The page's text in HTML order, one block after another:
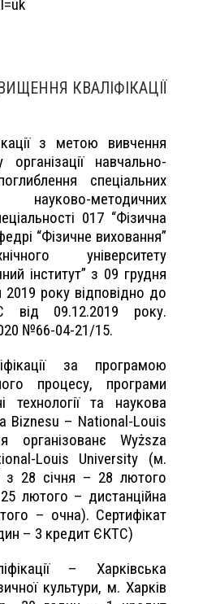
КВАЛІФІКАЦІЇ
з метою вивчення
організації навчально-
спеціальних
методичних
017 “Фізична
“Фізичне виховання”
університету
інститут” з 09 грудня
року відповідно до
09.12.2019 року.
№66-04-21/15.
за програмою
процесу, програми
технології та наукова
Biznesu – National-Louis
організованє Wyższa
Louis University (м.
28 січня – 28 лютого
лютого – дистанційна
– очна). Сертифікат
– 3 кредит ЄКТС)
– Харківська
культури, м. Харків